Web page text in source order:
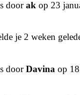
doorak op 23
je 2 weken
doorDavina op